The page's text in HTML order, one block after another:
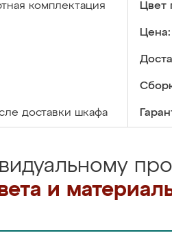
комплектация Цвет
Цена:
доставки шкафа
и